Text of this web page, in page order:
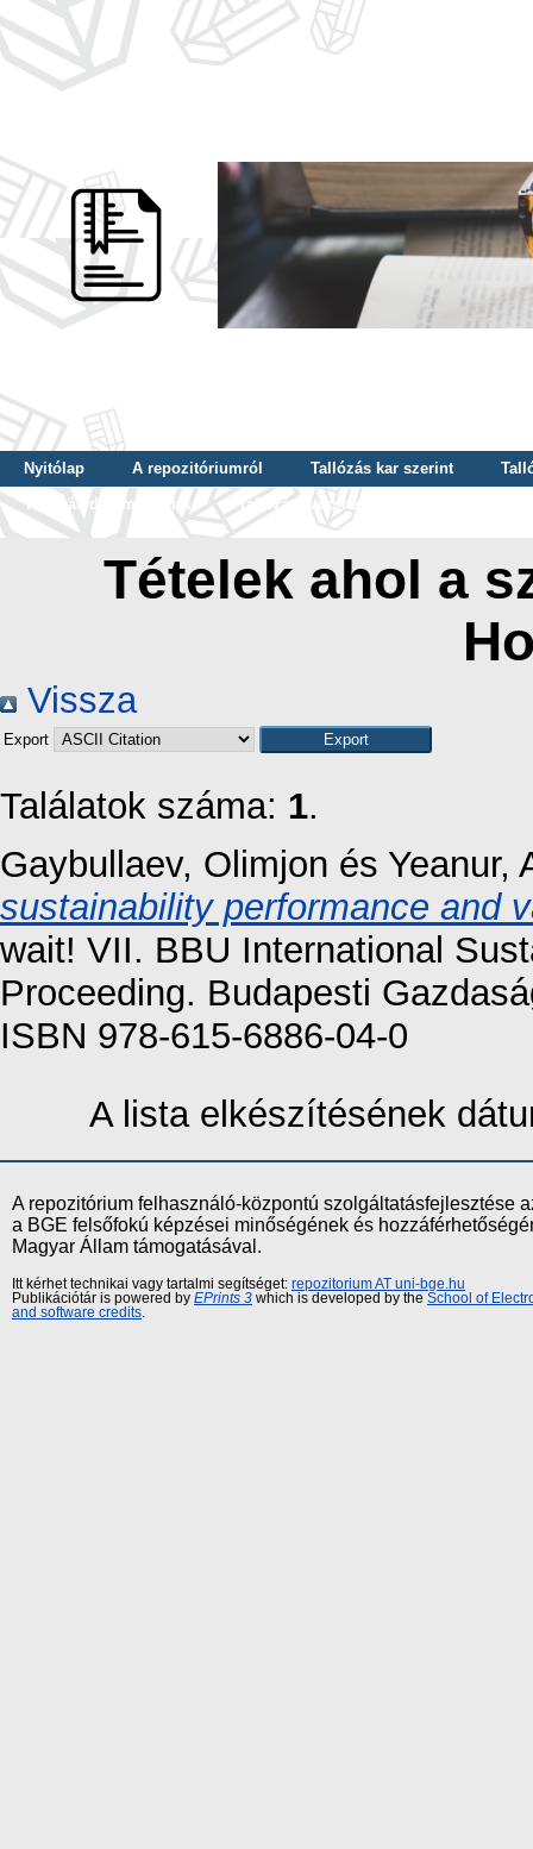
Nyitólap A repozitóriumról Tallózás kar szerint
Tallózás dátum szerint
Tallózás tudományterület szerint
Tételek ahol a
Vissza
Export
Találatok száma: 1.
Gaybullaev, Olimjon és Yeanur,
sustainability performance and
wait! VII. BBU International
Proceeding. Budapesti
ISBN 978-615-6886-04-0
A lista elkészítésének
A repozitórium felhasználó-központú szolgáltatásfejlesztése
a BGE felsőfokú képzései minőségének és
Magyar Állam támogatásával.
Itt kérhet technikai vagy tartalmi segítséget: repozitorium AT uni-bge.hu
Publikációtár is powered by EPrints 3 which is developed by the School of
and software credits